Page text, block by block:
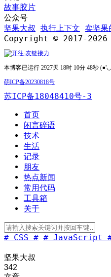
故事胶片
公众号
坚果大叔 执行上下文 卖坚果
Copyright © 2017-2026
本博客已运行 2927天 18时 10分 49秒
萌ICP备20230818号
苏ICP备18048410号-3
首页
闲言碎语
技术
生活
记录
朋友
热点新闻
常用代码
工具箱
关于
# CSS # # JavaScript
坚果大叔
342